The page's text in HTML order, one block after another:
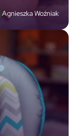
Agnieszka Woźniak